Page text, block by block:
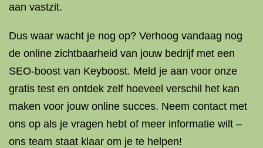
aan vastzit.
Dus waar wacht je nog op? Verhoog vandaag nog
de online zichtbaarheid van jouw bedrijf met een
SEO-boost van Keyboost. Meld je aan voor onze
gratis test en ontdek zelf hoeveel verschil het kan
maken voor jouw online succes. Neem contact met
ons op als je vragen hebt of meer informatie wilt –
ons team staat klaar om je te helpen!